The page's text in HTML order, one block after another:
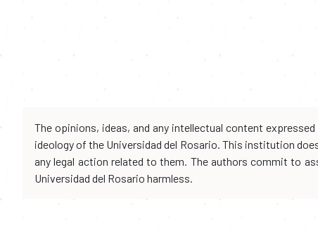
The opinions, ideas, and any intellectual content
ideology of the Universidad del Rosario. This institution
any legal action related to them. The authors commit to
Universidad del Rosario harmless.